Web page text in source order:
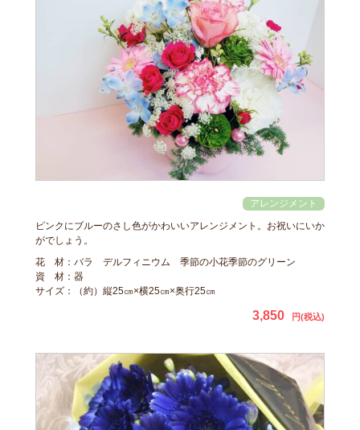
ピンクにブルーのさし色がかわいいアレンジメント。お祝いにいか
がでしょう。
花 材：バラ デルフィニウム 季節の小花季節のグリーン
資 材：器
サイズ：（約）縦25㎝×横25㎝×奥行25㎝
3,850 円(税込)